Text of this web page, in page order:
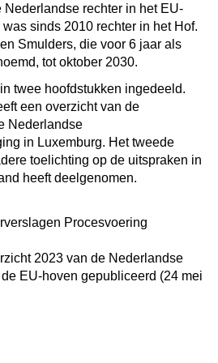
rechter in het EU-
sinds 2010 rechter in het Hof.
Smulders, die voor 6 jaar als
tot oktober 2030.
twee hoofdstukken ingedeeld.
een overzicht van de
Nederlandse
in Luxemburg. Het tweede
toelichting op de uitspraken in
heeft deelgenomen.
Procesvoering
2023 van de Nederlandse
EU-hoven gepubliceerd (24 mei